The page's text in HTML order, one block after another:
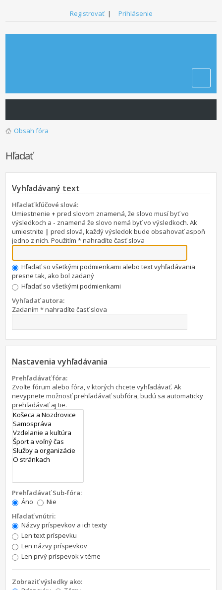
Registrovať| Prihlásenie
Obsah fóra
Hľadať
Vyhľadávaný text
Hľadať kľúčové slová:
Umiestnenie + pred slovom znamená, že slovo musí byť vo
výsledkoch a - znamená že slovo nemá byť vo výsledkoch. Ak
umiestnite | pred slová, každý výsledok bude obsahovať aspoň
jedno z nich. Použitím * nahradíte časť slova
Hľadať so všetkými podmienkami alebo text vyhľadávania
presne tak, ako bol zadaný
Hľadať so všetkými podmienkami
Vyhľadať autora:
Zadaním * nahradíte časť slova
Nastavenia vyhľadávania
Prehľadávať fóra:
Zvoľte fórum alebo fóra, v ktorých chcete vyhľadávať. Ak
nevypnete možnosť prehľadávať subfóra, budú sa automaticky
prehľadávať aj tie.
Prehľadávať Sub-fóra:
Áno
Nie
Hľadať vnútri:
Názvy príspevkov a ich texty
Len text príspevku
Len názvy príspevkov
Len prvý príspevok v téme
Zobraziť výsledky ako: